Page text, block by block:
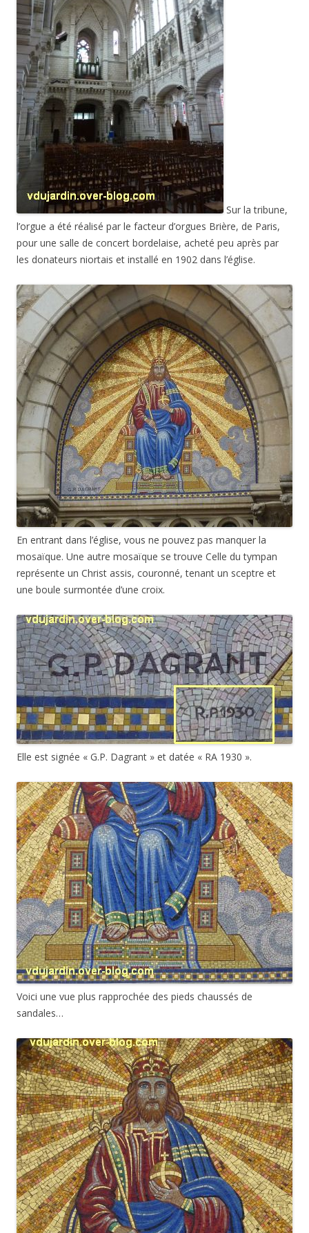
Sur la tribune,
l’orgue a été réalisé par le facteur d’orgues Brière, de Paris,
pour une salle de concert bordelaise, acheté peu après par
les donateurs niortais et installé en 1902 dans l’église.
En entrant dans l’église, vous ne pouvez pas manquer la
mosaïque. Une autre mosaïque se trouve Celle du tympan
représente un Christ assis, couronné, tenant un sceptre et
une boule surmontée d’une croix.
Elle est signée « G.P. Dagrant » et datée « RA 1930 ».
Voici une vue plus rapprochée des pieds chaussés de
sandales…